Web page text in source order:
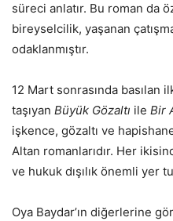
süreci anlatır. Bu roman da
bireyselcilik, yaşanan
odaklanmıştır.
12 Mart sonrasında basılan
taşıyan Büyük Gözaltı ile Bir
işkence, gözaltı ve
Altan romanlarıdır. Her
ve hukuk dışılık önemli yer
Oya Baydar’ın diğerlerine